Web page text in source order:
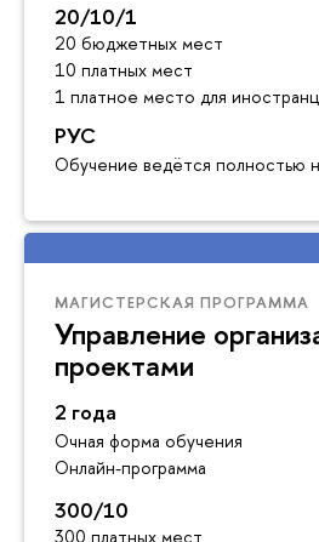
20/10/1
20 бюджетных мест
10 платных мест
1 платное место для
РУС
Обучение ведётся полностью
МАГИСТЕРСКАЯ ПРОГРАММА
Управление
проектами
2 года
Очная форма обучения
Онлайн-программа
300/10
300 платных мест